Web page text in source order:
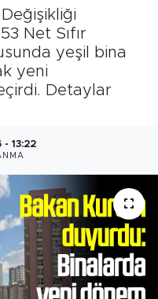
Net Sıfır
yeşil bina
yeni
Detaylar
- 13:22